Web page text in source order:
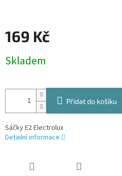
169 Kč
cena:
Skladem
Přidat do košíku
Sáčky E2 Electrolux
Detailní informace